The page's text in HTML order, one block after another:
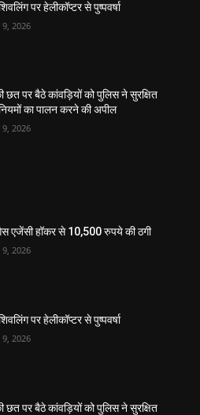
पर हेलीकॉप्टर से पुष्पवर्षा
2026
छत पर बैठे कांवड़ियों को पुलिस ने सुरक्षित
का पालन करने की अपील
2026
एजेंसी हॉकर से 10,500 रुपये की ठगी
2026
पर हेलीकॉप्टर से पुष्पवर्षा
2026
छत पर बैठे कांवड़ियों को पुलिस ने सुरक्षित